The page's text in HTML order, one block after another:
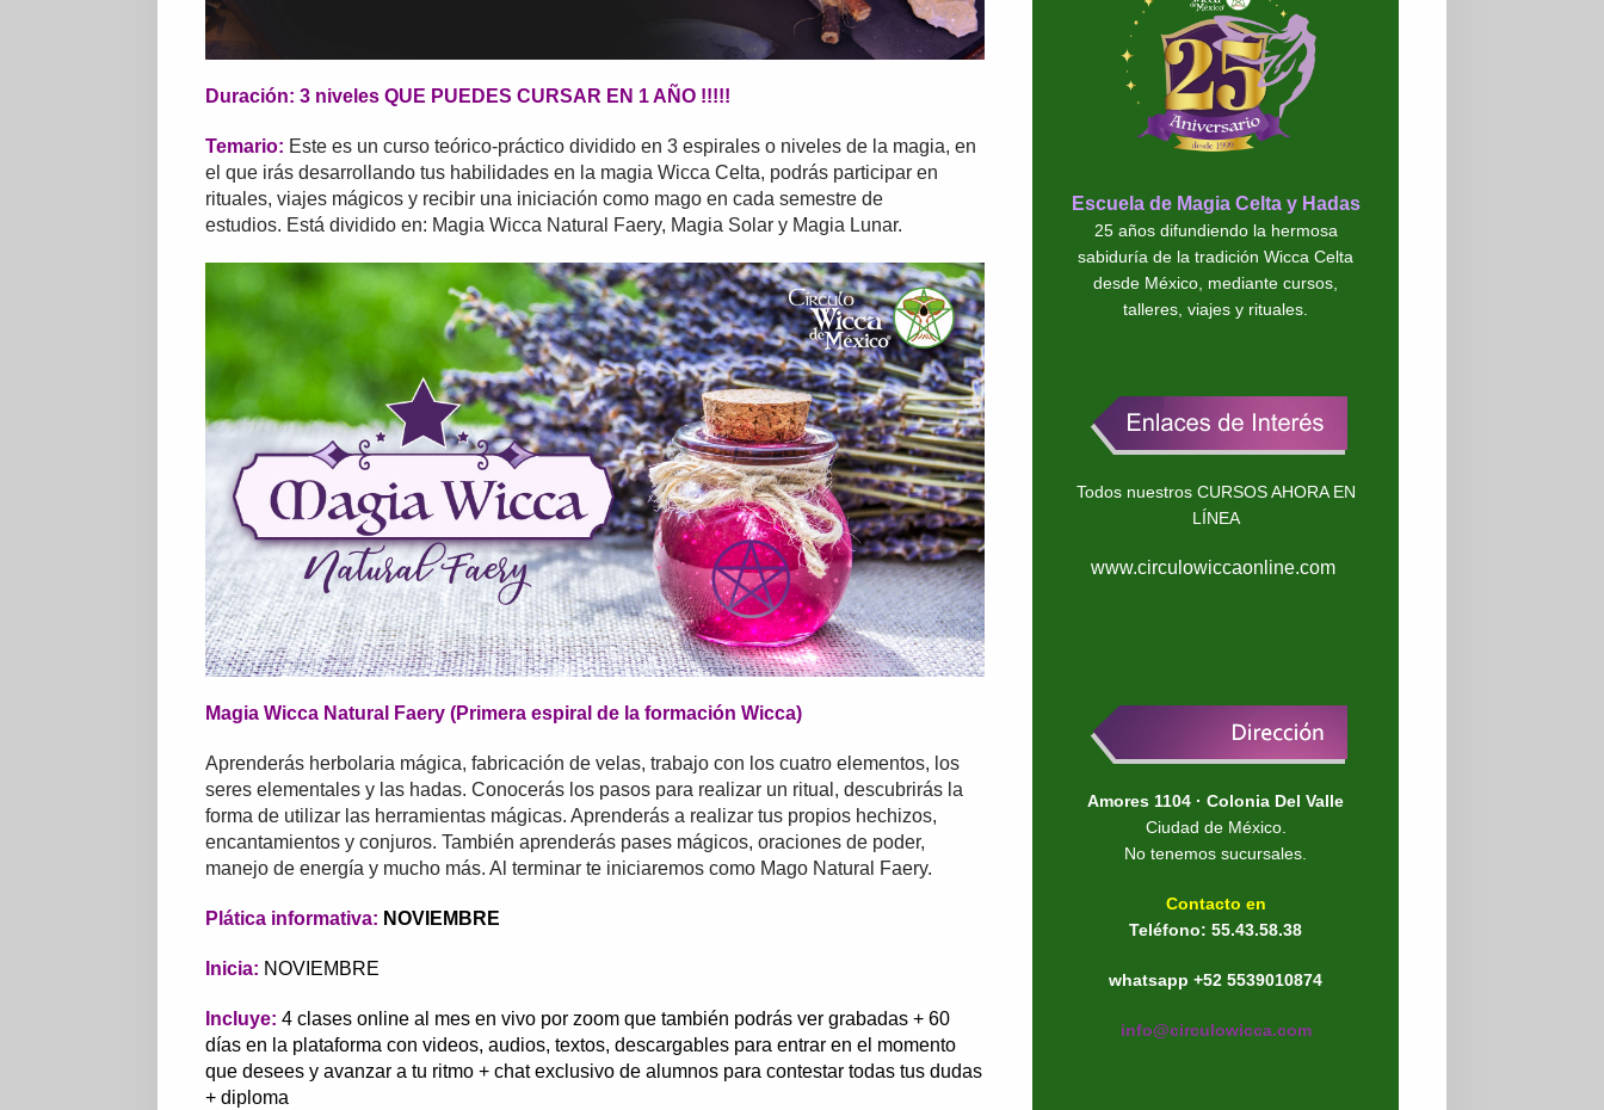
Duración: 3 niveles QUE PUEDES CURSAR EN 1 AÑO !!!!!
Temario: Este es un curso teórico-práctico dividido en 3 espirales o niveles de la magia, en
el que irás desarrollando tus habilidades en la magia Wicca Celta, podrás participar en
rituales, viajes mágicos y recibir una iniciación como mago en cada semestre de
estudios. Está dividido en: Magia Wicca Natural Faery, Magia Solar y Magia Lunar.
Magia Wicca Natural Faery (Primera espiral de la formación Wicca)
Aprenderás herbolaria mágica, fabricación de velas, trabajo con los cuatro elementos, los
seres elementales y las hadas. Conocerás los pasos para realizar un ritual, descubrirás la
forma de utilizar las herramientas mágicas. Aprenderás a realizar tus propios hechizos,
encantamientos y conjuros. También aprenderás pases mágicos, oraciones de poder,
manejo de energía y mucho más. Al terminar te iniciaremos como Mago Natural Faery.
Plática informativa: NOVIEMBRE
Inicia: NOVIEMBRE
Incluye: 4 clases online al mes en vivo por zoom que también podrás ver grabadas + 60
días en la plataforma con videos, audios, textos, descargables para entrar en el momento
que desees y avanzar a tu ritmo + chat exclusivo de alumnos para contestar todas tus dudas
+ diploma
Escuela de Magia Celta y Hadas
25 años difundiendo la hermosa
sabiduría de la tradición Wicca Celta
desde México, mediante cursos,
talleres, viajes y rituales.
Todos nuestros CURSOS AHORA EN
LÍNEA
www.circulowiccaonline.com
Amores 1104 · Colonia Del Valle
Ciudad de México.
No tenemos sucursales.
Contacto en
Teléfono: 55.43.58.38
whatsapp +52 5539010874
info@circulowicca.com